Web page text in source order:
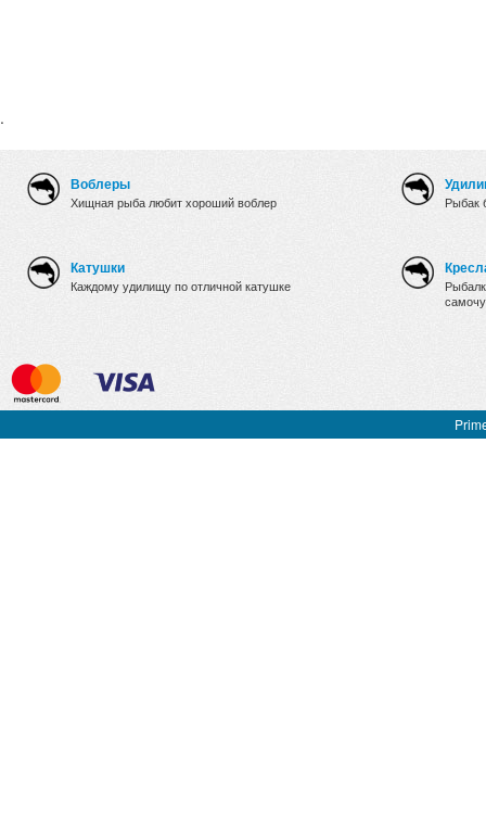
.
Воблеры
Хищная рыба любит хороший воблер
Катушки
Каждому удилищу по отличной катушке
Рыбак